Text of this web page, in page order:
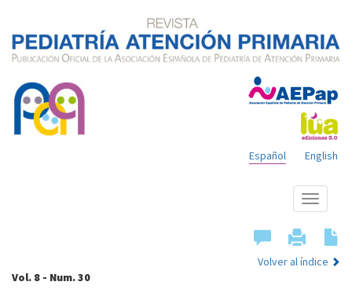
English
Español
Mostrar
menú
Volver al índice
Vol. 8 - Num. 30